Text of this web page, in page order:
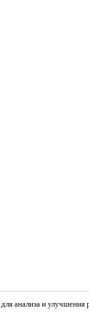
для анализа и улучшения